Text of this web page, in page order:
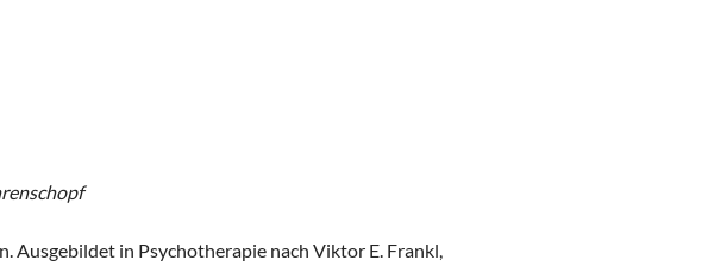
Ausgebildet in Psychotherapie nach Viktor E. Frankl,